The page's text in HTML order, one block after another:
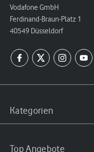
Vodafone GmbH
Ferdinand-Braun-Platz 1
40549 Düsseldorf
Kategorien
Top Angebote